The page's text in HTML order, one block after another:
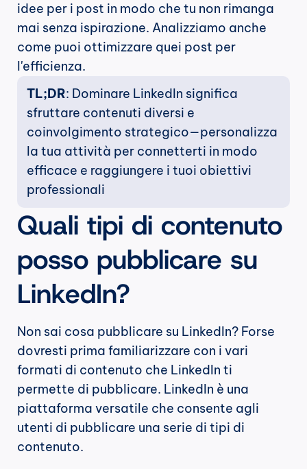
idee per i post in modo che tu non rimanga
mai senza ispirazione. Analizziamo anche
come puoi ottimizzare quei post per
l'efficienza.
TL;DR: Dominare LinkedIn significa
sfruttare contenuti diversi e
coinvolgimento strategico—personalizza
la tua attività per connetterti in modo
efficace e raggiungere i tuoi obiettivi
professionali
Quali tipi di contenuto
posso pubblicare su
LinkedIn?
Non sai cosa pubblicare su LinkedIn? Forse
dovresti prima familiarizzare con i vari
formati di contenuto che LinkedIn ti
permette di pubblicare. LinkedIn è una
piattaforma versatile che consente agli
utenti di pubblicare una serie di tipi di
contenuto.